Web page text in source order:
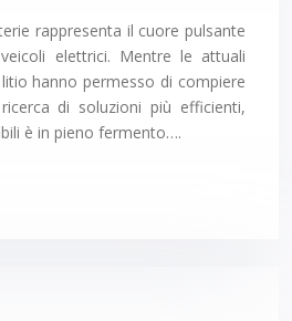
rappresenta il cuore pulsante
elettrici. Mentre le attuali
hanno permesso di compiere
di soluzioni più efficienti,
è in pieno fermento….